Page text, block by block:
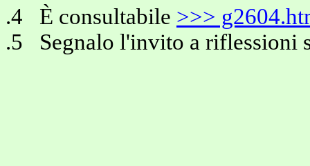
.4 È consultabile >>>
.5 Segnalo l'invito a riflessioni